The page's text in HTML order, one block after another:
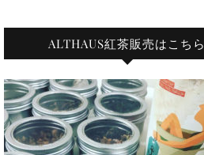
ALTHAUS紅茶販売はこちら